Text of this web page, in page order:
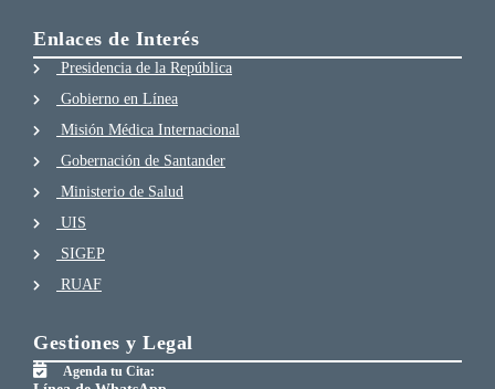
Enlaces de Interés
Presidencia de la República
Gobierno en Línea
Misión Médica Internacional
Gobernación de Santander
Ministerio de Salud
UIS
SIGEP
RUAF
Gestiones y Legal
Agenda tu Cita: